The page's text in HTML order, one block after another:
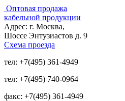
Оптовая продажа
кабельной продукции
Адрес: г. Москва,
Шоссе Энтузиастов д. 9
Схема проезда
тел: +7(495) 361-4949
тел: +7(495) 740-0964
факс: +7(495) 361-4949